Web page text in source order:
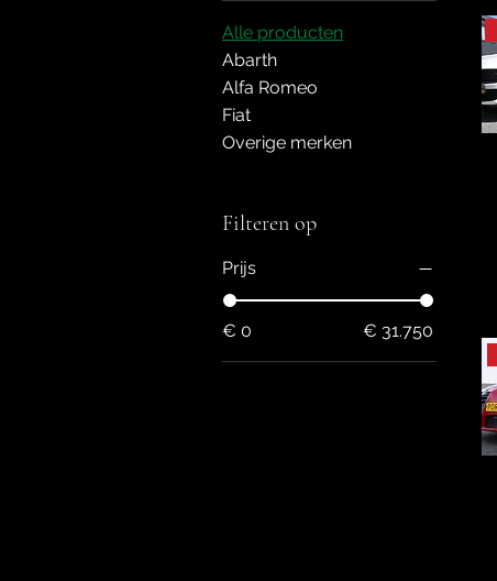
Alle producten
Abarth
Alfa Romeo
Fiat
Overige merken
Filteren op
Prijs
€ 0 € 31.750